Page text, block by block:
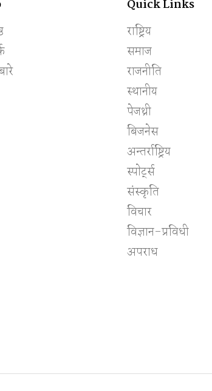
Quick Links
राष्ट्रिय
समाज
राजनीति
स्थानीय
पेजथ्री
बिजनेस
अन्तर्राष्ट्रिय
स्पाेर्ट्स
संस्कृति
विचार
विज्ञान-प्रविधी
अपराध